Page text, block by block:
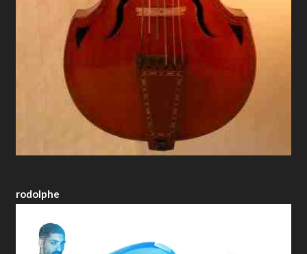
rodolphe